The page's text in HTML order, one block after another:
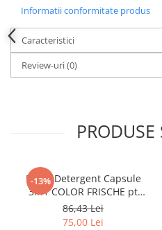
Informatii conformitate produs
Caracteristici
Review-uri(0)
-13%
DASH Detergent Capsule
3in1 COLOR FRISCHE pt
Rufe Colorate XXL 60 buc
86,43 Lei
75,00 Lei